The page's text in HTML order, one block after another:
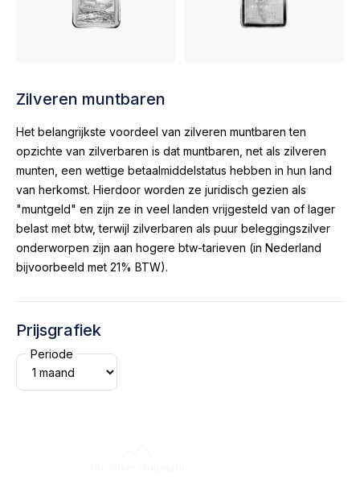
Zilveren muntbaren
Het belangrijkste voordeel van zilveren muntbaren ten
opzichte van zilverbaren is dat muntbaren, net als zilveren
munten, een wettige betaalmiddelstatus hebben in hun land
van herkomst. Hierdoor worden ze juridisch gezien als
"muntgeld" en zijn ze in veel landen vrijgesteld van of lager
belast met btw, terwijl zilverbaren als puur beleggingszilver
onderworpen zijn aan hogere btw-tarieven (in Nederland
bijvoorbeeld met 21% BTW).
Prijsgrafiek
Periode